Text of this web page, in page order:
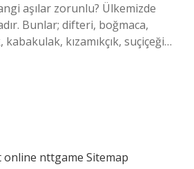
aşılar zorunlu? Ülkemizde
Bunlar; difteri, boğmaca,
kızamıkçık, suçiçeği…
online nttgame Sitemap